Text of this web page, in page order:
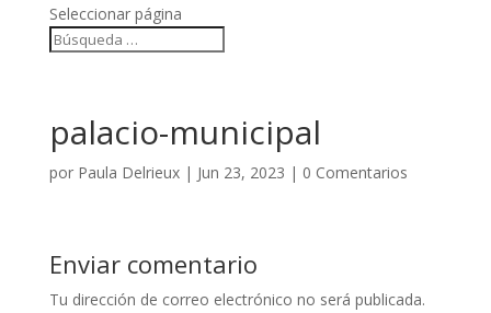
Seleccionar página
palacio-municipal
por Paula Delrieux| Jun 23, 2023 | 0 Comentarios
Enviar comentario
Tu dirección de correo electrónico no será publicada.